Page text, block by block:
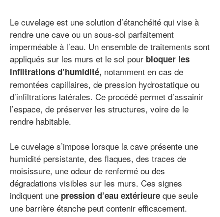
Le cuvelage est une solution d’étanchéité qui vise à
rendre une cave ou un sous-sol parfaitement
imperméable à l’eau. Un ensemble de traitements sont
appliqués sur les murs et le sol pour bloquer les
infiltrations d’humidité, notamment en cas de
remontées capillaires, de pression hydrostatique ou
d’infiltrations latérales. Ce procédé permet d’assainir
l’espace, de préserver les structures, voire de le
rendre habitable.
Le cuvelage s’impose lorsque la cave présente une
humidité persistante, des flaques, des traces de
moisissure, une odeur de renfermé ou des
dégradations visibles sur les murs. Ces signes
indiquent une pression d’eau extérieure que seule
une barrière étanche peut contenir efficacement.